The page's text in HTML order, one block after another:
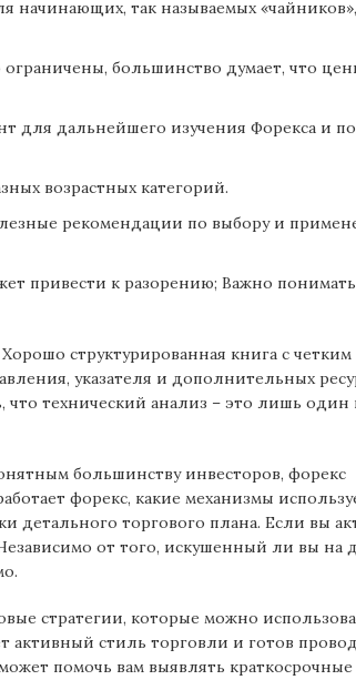
начинающих, так называемых
большинство думает, что
для дальнейшего изучения Форекса и
возрастных категорий.
рекомендации по выбору и
привести к разорению; Важно
структурированная книга с четким
указателя и дополнительных
технический анализ – это лишь один
большинству инвесторов, форекс
форекс, какие механизмы
детального торгового плана. Если вы
от того, искушенный ли вы на
стратегии, которые можно
активный стиль торговли и готов
помочь вам выявлять